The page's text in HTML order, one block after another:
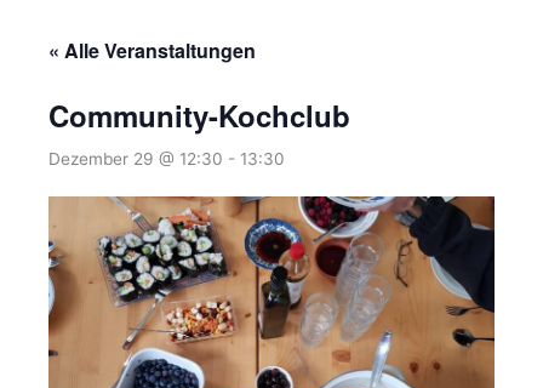
« Alle Veranstaltungen
Community-Kochclub
Dezember 29 @ 12:30 - 13:30